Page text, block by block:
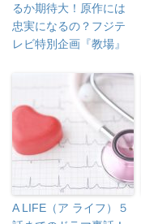
るか期待大！原作には
忠実になるの？フジテ
レビ特別企画『教場』
A LIFE（ア ライフ）５